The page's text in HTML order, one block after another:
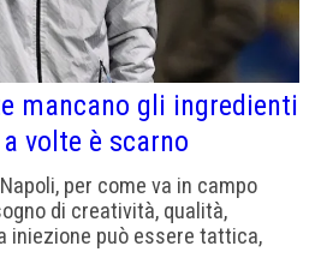
mancano gli ingredienti
volte è scarno
per come va in campo
di creatività, qualità,
iniezione può essere tattica,